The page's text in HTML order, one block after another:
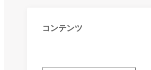
コンテンツ